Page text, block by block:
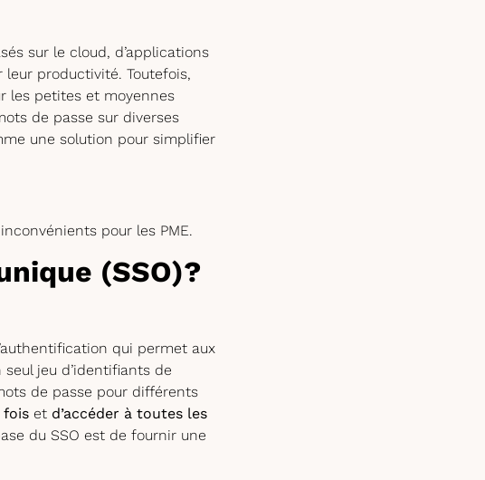
sur le cloud, d’applications
productivité. Toutefois,
les petites et moyennes
de passe sur diverses
une solution pour simplifier
pour les PME.
(SSO)?
qui permet aux
seul jeu d’identifiants de
de passe pour différents
fois et d’accéder à toutes les
du SSO est de fournir une